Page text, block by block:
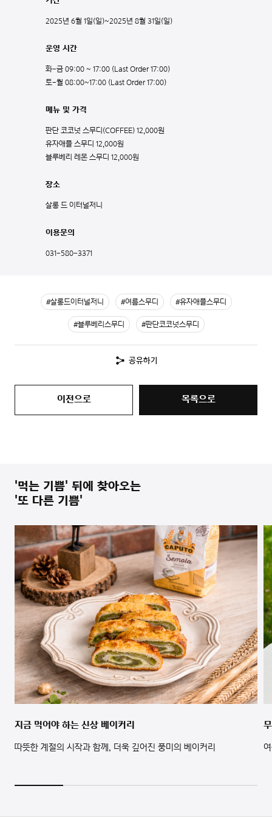
2025년 6월 1일(일)~2025년 8월 31일(일)
운영 시간
화-금 09:00 ~ 17:00 (Last Order 17:00)
토-월 08:00~17:00 (Last Order 17:00)
메뉴 및 가격
판단 코코넛 스무디(COFFEE) 12,000원
유자애플 스무디 12,000원
블루베리 레몬 스무디 12,000원
장소
살롱 드 이터널저니
이용문의
031-580-3371
#살롱드이터널저니 #여름스무디 #유자애플스무디
#블루베리스무디 #판단코코넛스무디
공유하기
이전으로 목록으로
'먹는 기쁨' 뒤에 찾아오는
'또 다른 기쁨'
지금 먹어야 하는 신상 베이커리
따뜻한 계절의 시작과 함께, 더욱 깊어진 풍미의 베이커리